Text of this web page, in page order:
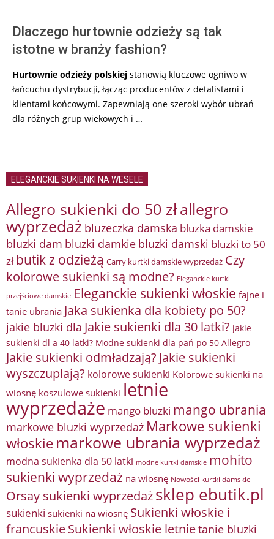
Dlaczego hurtownie odzieży są tak
istotne w branży fashion?
Hurtownie odzieży polskiej stanowią kluczowe ogniwo w
łańcuchu dystrybucji, łącząc producentów z detalistami i
klientami końcowymi. Zapewniają one szeroki wybór ubrań
dla różnych grup wiekowych i …
ELEGANCKIE SUKIENKI NA WESELE
Allegro sukienki do 50 złallegro
wyprzedaż bluzeczka damska bluzka damskie
bluzki dam bluzki damkie bluzki damski bluzki to 50
zł butik z odzieżą Carry kurtki damskie wyprzedaż Czy
kolorowe sukienki są modne? Eleganckie kurtki
przejściowe damskie Eleganckie sukienki włoskie fajne i
tanie ubrania Jaka sukienka dla kobiety po 50?
jakie bluzki dla Jakie sukienki dla 30 latki? jakie
sukienki dl a 40 latki? Modne sukienki dla pań po 50 Allegro
Jakie sukienki odmładzają? Jakie sukienki
wyszczuplają? kolorowe sukienki Kolorowe sukienki na
wiosnę koszulowe sukienki letnie
wyprzedaże mango bluzki mango ubrania
markowe bluzki wyprzedaż Markowe sukienki
włoskie markowe ubrania wyprzedaż
modna sukienka dla 50 latki modne kurtki damskie mohito
sukienki wyprzedaż na wiosnę Nowości kurtki damskie
Orsay sukienki wyprzedażsklep ebutik.pl
sukienki sukienki na wiosnę Sukienki włoskie i
francuskieSukienki włoskie letnietanie bluzki